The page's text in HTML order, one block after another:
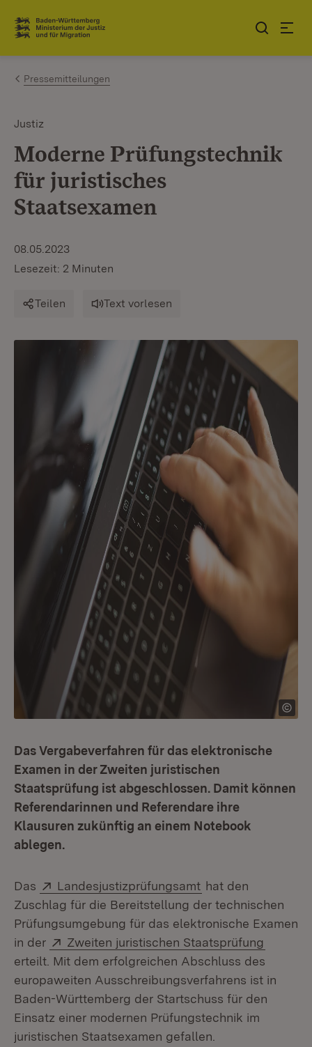
Zum Inhalt springen
Link zur Startseite
Pressemitteilungen
Justiz
Moderne Prüfungstechnik
für juristisches
Staatsexamen
08.05.2023
Lesezeit: 2 Minuten
Teilen Text vorlesen
Das Vergabeverfahren für das elektronische
Examen in der Zweiten juristischen
Staatsprüfung ist abgeschlossen. Damit können
Referendarinnen und Referendare ihre
Klausuren zukünftig an einem Notebook
ablegen.
Das Extern:
Landesjustizprüfungsamt (Öffnet in neuem
hat den
Zuschlag für die Bereitstellung der technischen
Prüfungsumgebung für das elektronische Examen
in der
Extern:
Zweiten juristischen Staatsprüfung
erteilt. Mit dem erfolgreichen Abschluss des
europaweiten Ausschreibungsverfahrens ist in
Baden-Württemberg der Startschuss für den
Einsatz einer modernen Prüfungstechnik im
juristischen Staatsexamen gefallen.